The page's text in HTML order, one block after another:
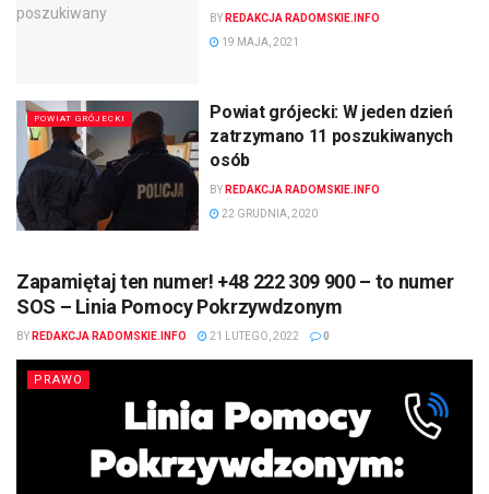
BY REDAKCJA RADOMSKIE.INFO
19 MAJA, 2021
POWIAT GRÓJECKI
Powiat grójecki: W jeden dzień
zatrzymano 11 poszukiwanych
osób
BY REDAKCJA RADOMSKIE.INFO
22 GRUDNIA, 2020
Zapamiętaj ten numer! +48 222 309 900 – to numer
SOS – Linia Pomocy Pokrzywdzonym
BY REDAKCJA RADOMSKIE.INFO 21 LUTEGO, 2022 0
PRAWO